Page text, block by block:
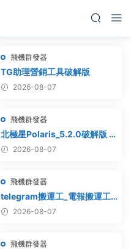
飛機群發器
TG助理營銷工具破解版
2026-08-07
飛機群發器
北極星Polaris_5.2.0破解版 飛
機群發器_TG群發軟件
2026-08-07
飛機群發器
telegram搬運工_電報搬運工_
電報克隆_電報資源批量搬運
2026-08-07
飛機群發器